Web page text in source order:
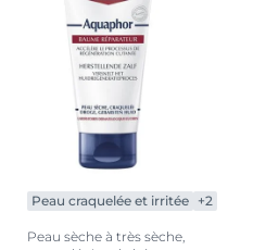
Peau craquelée et irritée +2
Peau sèche à très sèche,